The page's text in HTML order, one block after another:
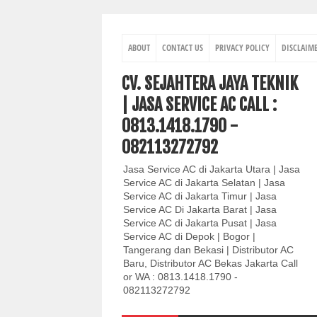
ABOUT CONTACT US PRIVACY POLICY
CV. SEJAHTERA JAYA TEKNIK
| JASA SERVICE AC CALL :
0813.1418.1790 -
082113272792
Jasa Service AC di Jakarta Utara | Jasa
Service AC di Jakarta Selatan | Jasa
Service AC di Jakarta Timur | Jasa
Service AC Di Jakarta Barat | Jasa
Service AC di Jakarta Pusat | Jasa
Service AC di Depok | Bogor |
Tangerang dan Bekasi | Distributor AC
Baru, Distributor AC Bekas Jakarta Call
or WA : 0813.1418.1790 -
082113272792